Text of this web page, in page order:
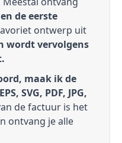
de eerste
ontwerp uit
wordt vervolgens
maak ik de
SVG, PDF, JPG,
de factuur is het
ontvang je alle